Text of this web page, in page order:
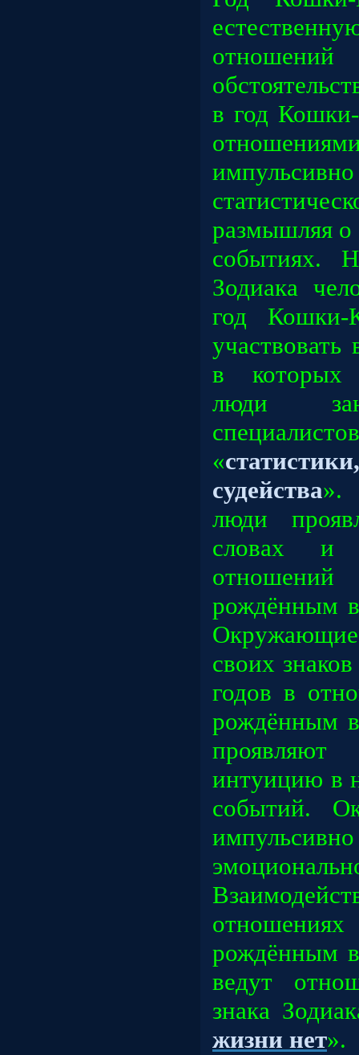
в год
размышляя о
событиях.
Зодиака
год Кошки-
в которых
люди
«
судейства».
люди
словах и
рождённым
Окружающие
своих
годов в
рождённым
интуицию в
событий.
рождённым
ведут
знака
жизни нет».